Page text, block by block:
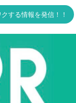
する情報を発信！！